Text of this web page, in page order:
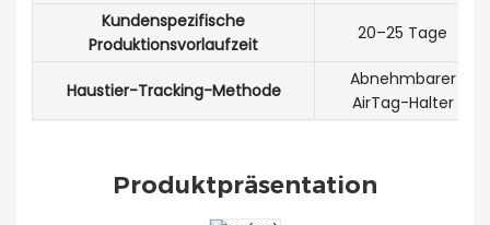
Kundenspezifische
Produktionsvorlaufzeit
20–25 Tage
Haustier-Tracking-Methode
Abnehmbarer
AirTag-Halter
Produktpräsentation